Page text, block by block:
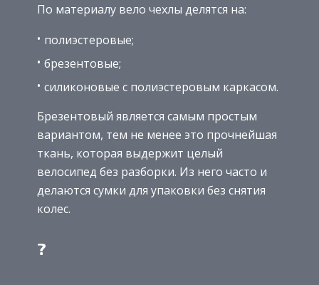
По материалу вело чехлы делятся на:
полиэстеровые;
брезентовые;
силиконовые с полиэстеровым каркасом.
Брезентовый является самым простым
вариантом, тем не менее это прочнейшая
ткань, которая выдержит целый
велосипед без разборки. Из него часто и
делаются сумки для упаковки без снятия
колес.
?